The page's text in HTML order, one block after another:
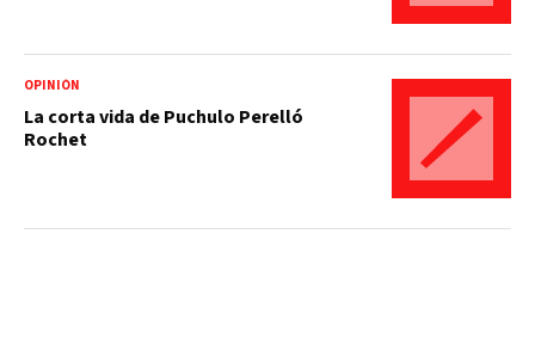
OPINIÓN
La corta vida de Puchulo Perelló
Rochet